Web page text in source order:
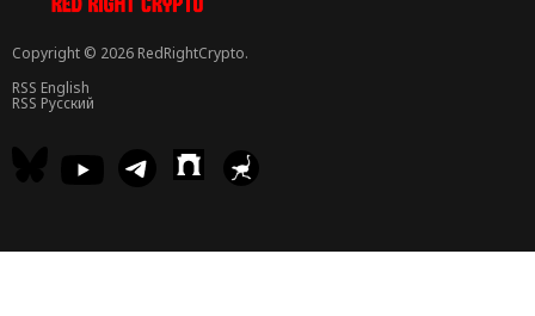
Copyright © 2026 RedRightCrypto.
RSS English
RSS Русский